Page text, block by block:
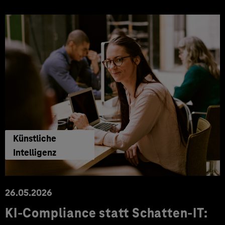
Künstliche
Intelligenz
26.05.2026
KI-Compliance statt Schatten-IT: